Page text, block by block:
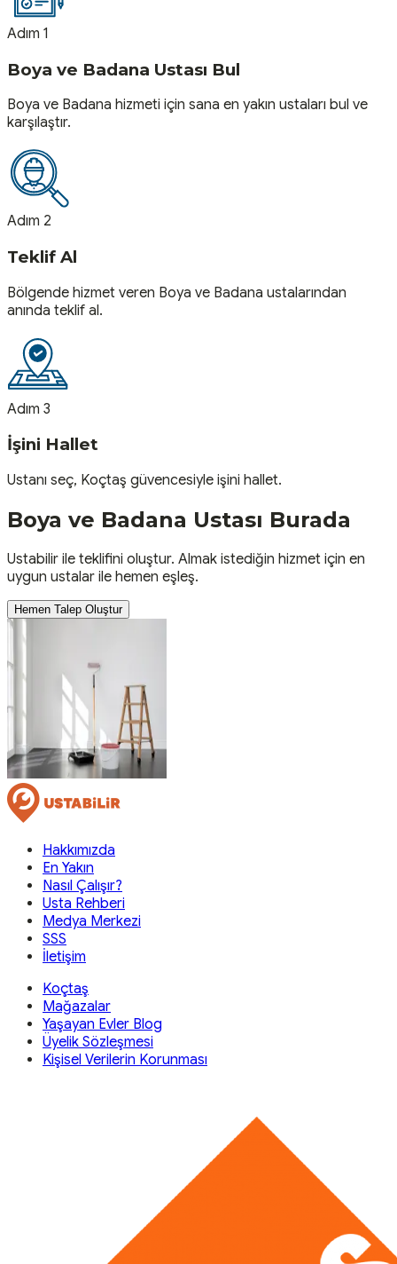
Adım 1
Boya ve Badana Ustası Bul
Boya ve Badana hizmeti için sana en yakın ustaları bul ve
karşılaştır.
Adım 2
Teklif Al
Bölgende hizmet veren Boya ve Badana ustalarından
anında teklif al.
Adım 3
İşini Hallet
Ustanı seç, Koçtaş güvencesiyle işini hallet.
Boya ve Badana Ustası Burada
Ustabilir ile teklifini oluştur. Almak istediğin hizmet için en
uygun ustalar ile hemen eşleş.
Hemen Talep Oluştur
Hakkımızda
En Yakın
Nasıl Çalışır?
Usta Rehberi
Medya Merkezi
SSS
İletişim
Koçtaş
Mağazalar
Yaşayan Evler Blog
Üyelik Sözleşmesi
Kişisel Verilerin Korunması